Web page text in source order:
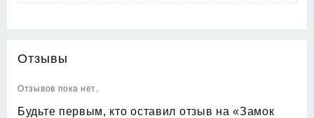
Отзывы
Отзывов пока нет.
Будьте первым, кто оставил отзыв на «Замок